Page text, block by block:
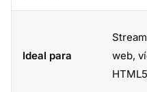
Ideal para
web,
HTML5